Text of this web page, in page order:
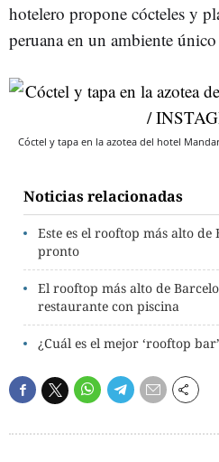
hotelero propone cócteles y
peruana en un ambiente
Cóctel y tapa en la azotea del hotel
Noticias relacionadas
Este es el rooftop más alto
pronto
El rooftop más alto de
restaurante con piscina
¿Cuál es el mejor ‘rooftop